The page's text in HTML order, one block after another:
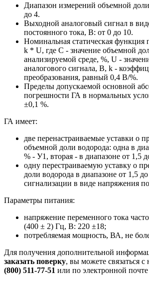
Диапазон измерений объемной
до 4.
Выходной аналоговый сигнал в
постоянного тока, В: от 0 до 10.
Номинальная статическая функция
k * U, где С - значение объемной
анализируемой среде, %, U -
аналогового сигнала, В, k -
преобразования, равный 0,4 В/%.
Пределы допускаемой основной
погрешности ГА в нормальных
±0,1 %.
ГА имеет:
две перенастраиваемые уставки о
объемной доли водорода: одна в
% - У1, вторая - в диапазоне от 1,5
одну перестраиваемую уставку о
доли водорода в диапазоне от 1,5
сигнализации в виде напряжения
Параметры питания:
напряжение переменного тока
(400 ± 2) Гц, В: 220 ±18;
потребляемая мощность, ВА, не
Для получения дополнительной
заказать поверку, вы можете связаться
(800) 511-77-51 или по электронной почте